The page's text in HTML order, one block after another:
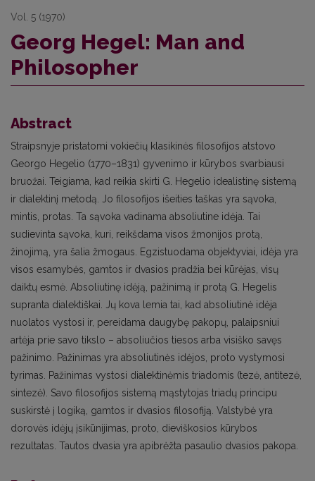
Vol. 5 (1970)
Georg Hegel: Man and
Philosopher
Abstract
Straipsnyje pristatomi vokiečių klasikinės filosofijos atstovo
Georgo Hegelio (1770–1831) gyvenimo ir kūrybos svarbiausi
bruožai. Teigiama, kad reikia skirti G. Hegelio idealistinę sistemą
ir dialektinį metodą. Jo filosofijos išeities taškas yra sąvoka,
mintis, protas. Ta sąvoka vadinama absoliutine idėja. Tai
sudievinta sąvoka, kuri, reikšdama visos žmonijos protą,
žinojimą, yra šalia žmogaus. Egzistuodama objektyviai, idėja yra
visos esamybės, gamtos ir dvasios pradžia bei kūrėjas, visų
daiktų esmė. Absoliutinę idėją, pažinimą ir protą G. Hegelis
supranta dialektiškai. Jų kova lemia tai, kad absoliutinė idėja
nuolatos vystosi ir, pereidama daugybę pakopų, palaipsniui
artėja prie savo tikslo – absoliučios tiesos arba visiško savęs
pažinimo. Pažinimas yra absoliutinės idėjos, proto vystymosi
tyrimas. Pažinimas vystosi dialektinėmis triadomis (tezė, antitezė,
sintezė). Savo filosofijos sistemą mąstytojas triadų principu
suskirstė į logiką, gamtos ir dvasios filosofiją. Valstybė yra
dorovės idėjų įsikūnijimas, proto, dieviškosios kūrybos
rezultatas. Tautos dvasia yra apibrėžta pasaulio dvasios pakopa.